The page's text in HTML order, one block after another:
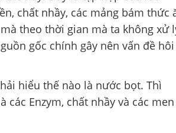
chất nhầy, các mảng bám thức
theo thời gian mà ta không xử
gốc chính gây nên vấn đề hôi
hiểu thế nào là nước bọt. Thì
Enzym, chất nhầy và các men